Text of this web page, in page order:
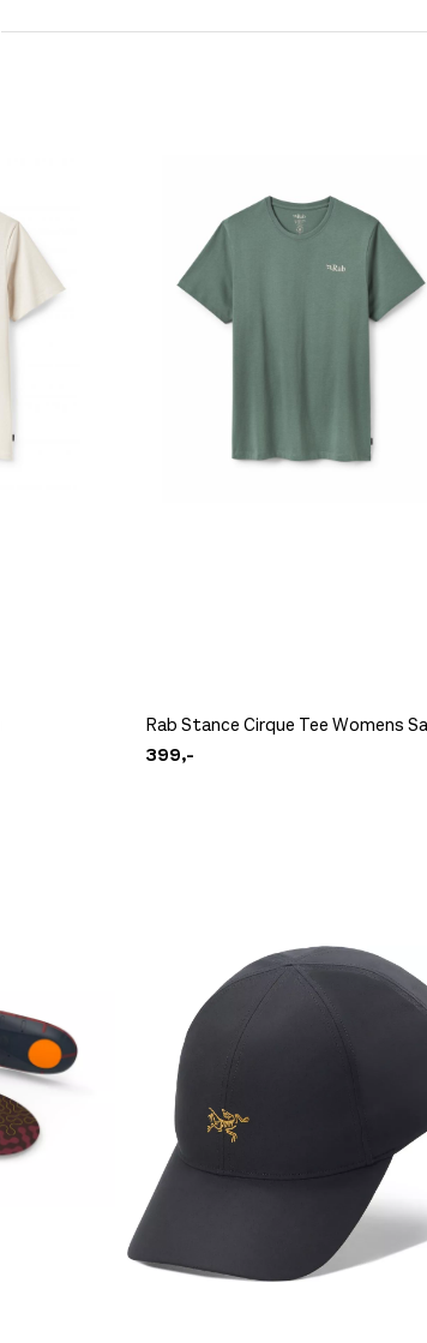
Leverandør RAB
Rab Stance Cirque Tee Womens
399,-